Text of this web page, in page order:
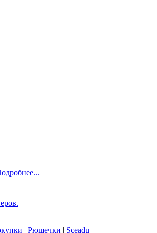
| Рюшечки | Sceadu